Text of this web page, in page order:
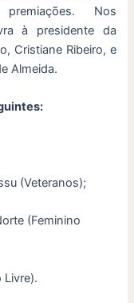
Nos
à presidente da
Cristiane Ribeiro, e
Almeida.
(Veteranos);
(Feminino
Livre).